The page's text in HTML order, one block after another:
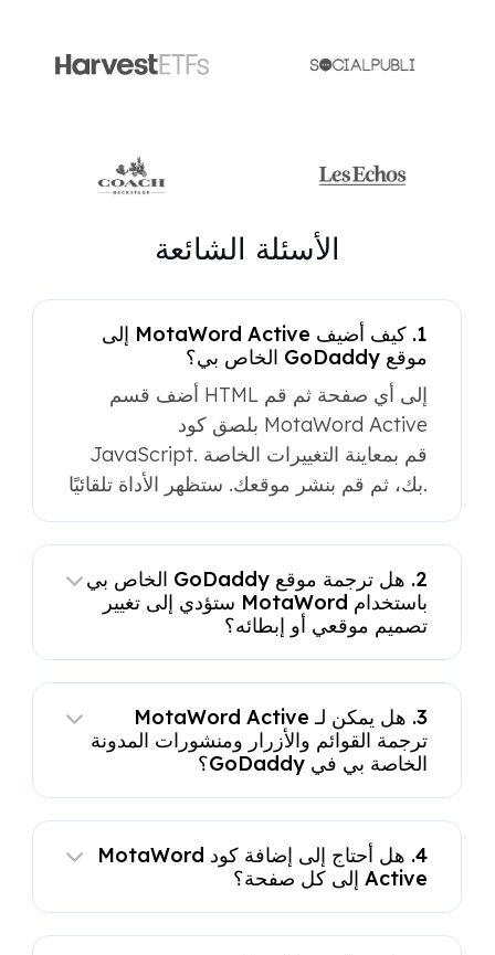
الأسئلة الشائعة
1. كيف أضيف MotaWord Active إلى
موقع GoDaddy الخاص بي؟
أضف قسم HTML إلى أي صفحة ثم قم
بلصق كود MotaWord Active
JavaScript. قم بمعاينة التغييرات الخاصة
بك، ثم قم بنشر موقعك. ستظهر الأداة تلقائيًا.
2. هل ترجمة موقع GoDaddy الخاص بي
باستخدام MotaWord ستؤدي إلى تغيير
تصميم موقعي أو إبطائه؟
3. هل يمكن لـ MotaWord Active
ترجمة القوائم والأزرار ومنشورات المدونة
الخاصة بي في GoDaddy؟
4. هل أحتاج إلى إضافة كود MotaWord
Active إلى كل صفحة؟